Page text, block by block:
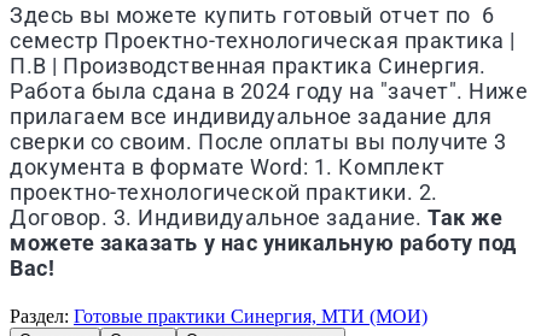
Здесь вы можете купить готовый отчет по 6
семестр Проектно-технологическая практика |
П.В | Производственная практика Синергия.
Работа была сдана в 2024 году на "зачет". Ниже
прилагаем все индивидуальное задание для
сверки со своим. После оплаты вы получите 3
документа в формате Word: 1. Комплект
проектно-технологической практики. 2.
Договор. 3. Индивидуальное задание.Так же
можете заказать у нас уникальную работу под
Вас!
Раздел: Готовые практики Синергия, МТИ (МОИ)